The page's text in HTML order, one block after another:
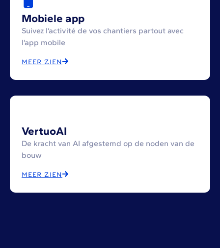
Mobiele app
Suivez l’activité de vos chantiers partout avec
l’app mobile
MEER ZIEN
VertuoAI
De kracht van AI afgestemd op de noden van de
bouw
MEER ZIEN